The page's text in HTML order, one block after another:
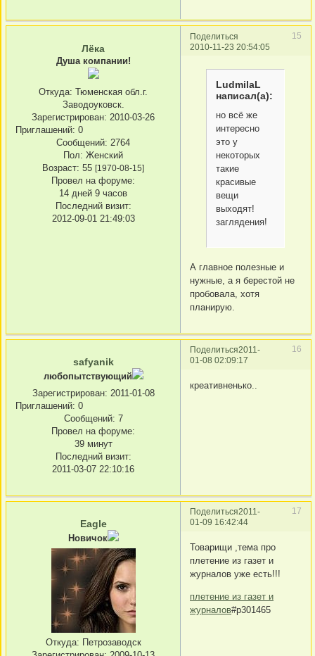
Поделиться
15
2010-11-23 20:54:05
Лёка
Душа компании!
Откуда: Тюменская обл.г.
Заводоуковск.
Зарегистрирован: 2010-03-26
Приглашений: 0
Сообщений: 2764
Пол: Женский
Возраст: 55 [1970-08-15]
Провел на форуме:
14 дней 9 часов
Последний визит:
2012-09-01 21:49:03
LudmilaL
написал(а):
но всё же
интересно
это у
некоторых
такие
красивые
вещи
выходят!
заглядения!
А главное полезные и
нужные, а я берестой не
пробовала, хотя
планирую.
Поделиться 16
2011-
01-08 02:09:17
safyanik
любопытствующий
Зарегистрирован: 2011-01-08
Приглашений: 0
Сообщений: 7
Провел на форуме:
39 минут
Последний визит:
2011-03-07 22:10:16
креативненько..
Поделиться 17
2011-
01-09 16:42:44
Eagle
Новичок
Откуда: Петрозаводск
Товарищи ,тема про
плетение из газет и
журналов уже есть!!!
плетение из газет и
журналов#p301465